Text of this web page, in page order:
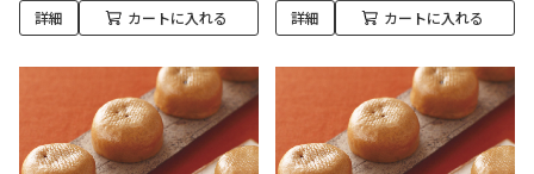
詳細 カートに入れる 詳細 カートに入れる